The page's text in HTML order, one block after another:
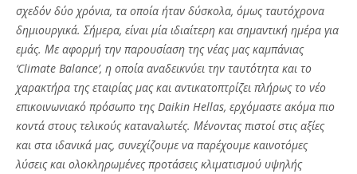
σχεδόν δύο χρόνια, τα οποία ήταν δύσκολα, όμως ταυτόχρονα
δημιουργικά. Σήμερα, είναι μία ιδιαίτερη και σημαντική ημέρα για
εμάς. Με αφορμή την παρουσίαση της νέας μας καμπάνιας
‘Climate Balance’, η οποία αναδεικνύει την ταυτότητα και το
χαρακτήρα της εταιρίας μας και αντικατοπτρίζει πλήρως το νέο
επικοινωνιακό πρόσωπο της Daikin Hellas, ερχόμαστε ακόμα πιο
κοντά στους τελικούς καταναλωτές. Μένοντας πιστοί στις αξίες
και στα ιδανικά μας, συνεχίζουμε να παρέχουμε καινοτόμες
λύσεις και ολοκληρωμένες προτάσεις κλιματισμού υψηλής